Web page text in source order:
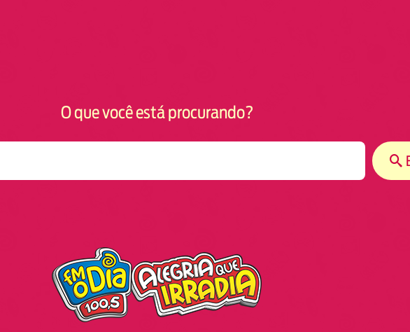
O que você está procurando?